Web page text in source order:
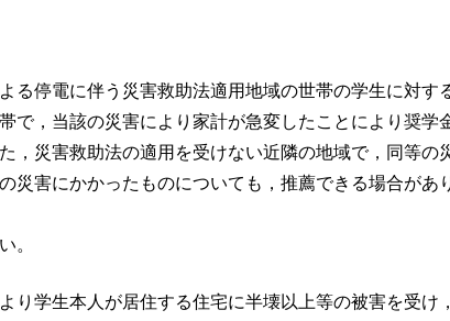
る停電に伴う災害救助法適用地域の世帯の学生に対
で，当該の災害により家計が急変したことにより奨学
，災害救助法の適用を受けない近隣の地域で，同等の
災害にかかったものについても，推薦できる場合があ
。
り学生本人が居住する住宅に半壊以上等の被害を受け